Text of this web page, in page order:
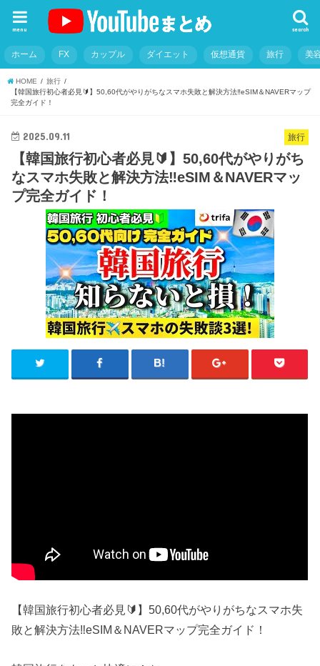
search
menu
ホーム FX カップル ダイエット 仮想通貨 旅行 美
HOME
旅行
【韓国旅行初心者必見🔰】50,60代がやりがちなスマホ失敗と解決方法‼️eSIM＆NAVERマップ
完全ガイド！
旅行
2025.09.11
【韓国旅行初心者必見🔰】50,60代がやりがち
なスマホ失敗と解決方法‼️eSIM＆NAVERマッ
プ完全ガイド！
【韓国旅行初心者必見🔰】50,60代がやりがちなスマホ失
敗と解決方法‼️eSIM＆NAVERマップ完全ガイド！